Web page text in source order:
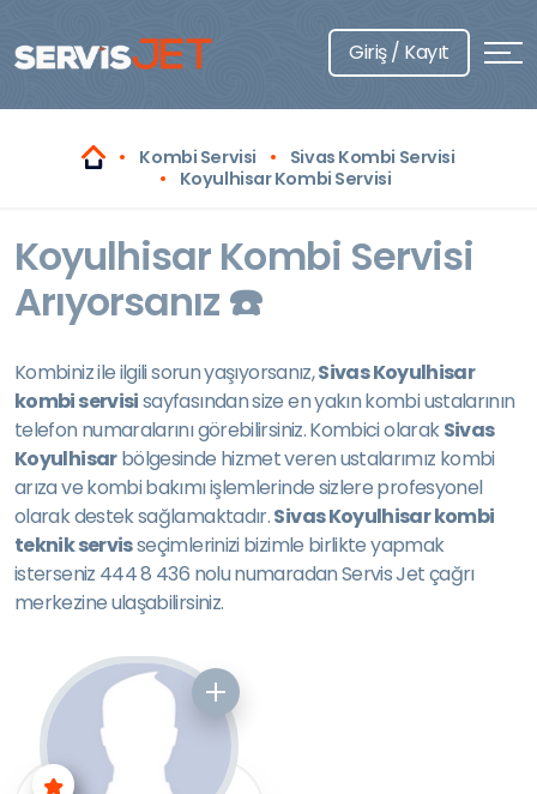
Giriş / Kayıt
Kombi Servisi
Sivas Kombi Servisi
Koyulhisar Kombi Servisi
Koyulhisar Kombi Servisi
Arıyorsanız ☎️
Kombiniz ile ilgili sorun yaşıyorsanız,Sivas Koyulhisar
kombi servisisayfasından size en yakın kombi ustalarının
telefon numaralarını görebilirsiniz. Kombici olarakSivas
Koyulhisarbölgesinde hizmet veren ustalarımız kombi
arıza ve kombi bakımı işlemlerinde sizlere profesyonel
olarak destek sağlamaktadır.Sivas Koyulhisar kombi
teknik servisseçimlerinizi bizimle birlikte yapmak
isterseniz 444 8 436 nolu numaradan Servis Jet çağrı
merkezine ulaşabilirsiniz.